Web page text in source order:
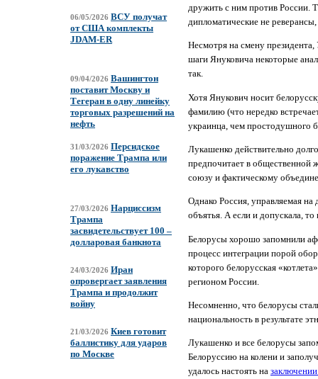
06/05/2026 ВСУ получат
от США комплекты
JDAM-ER
09/04/2026 Вашингтон
поставит Москву и
Тегеран в одну линейку
торговых разрешений на
нефть
31/03/2026 Персидское
поражение Трампа или
его лукавство
27/03/2026 Нарциссизм
Трампа
засвидетельствует 100 –
долларовая банкнота
24/03/2026 Иран
опровергает заявления
Трампа и продолжит
войну
21/03/2026 Киев готовит
баллистику для ударов
по Москве
дружить с ним против России.
дипломатические не
Несмотря на смену
шаги Януковича некоторые
так.
Хотя Янукович носит
фамилию (что нередко
украинца, чем простодушного
Лукашенко действительно
предпочитает в общественной
союзу и фактическому
Однако Россия, управляемая
объятья. А если и допускала,
Белорусы хорошо запомнили
процесс интеграции порой
которого белорусская
регионом России.
Несомненно, что белорусы
национальность в результате
Лукашенко и все белорусы
Белоруссию на колени и
удалось настоять на